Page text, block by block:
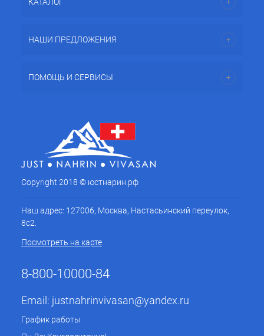
НАШИ ПРЕДЛОЖЕНИЯ
ПОМОЩЬ И СЕРВИСЫ
Copyright 2018 © юстнарин.рф
Наш адрес: 127006, Москва, Настасьинский переулок,
8с2.
Посмотреть на карте
8-800-10000-84
Email: justnahrinvivasan@yandex.ru
График работы